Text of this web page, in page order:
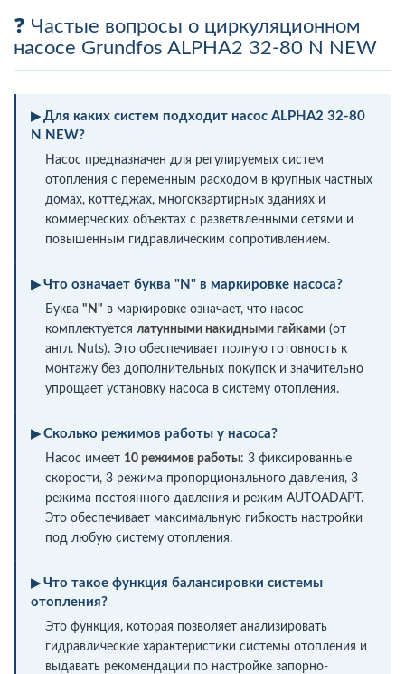
Частые вопросы о циркуляционном
насосе Grundfos ALPHA2 32-80 N NEW
Для каких систем подходит насос ALPHA2 32-80
N NEW?
Насос предназначен для регулируемых систем
отопления с переменным расходом в крупных частных
домах, коттеджах, многоквартирных зданиях и
коммерческих объектах с разветвленными сетями и
повышенным гидравлическим сопротивлением.
Что означает буква "N" в маркировке насоса?
Буква "N" в маркировке означает, что насос
комплектуется латунными накидными гайками (от
англ. Nuts). Это обеспечивает полную готовность к
монтажу без дополнительных покупок и значительно
упрощает установку насоса в систему отопления.
Сколько режимов работы у насоса?
Насос имеет 10 режимов работы: 3 фиксированные
скорости, 3 режима пропорционального давления, 3
режима постоянного давления и режим AUTOADAPT.
Это обеспечивает максимальную гибкость настройки
под любую систему отопления.
Что такое функция балансировки системы
отопления?
Это функция, которая позволяет анализировать
гидравлические характеристики системы отопления и
выдавать рекомендации по настройке запорно-